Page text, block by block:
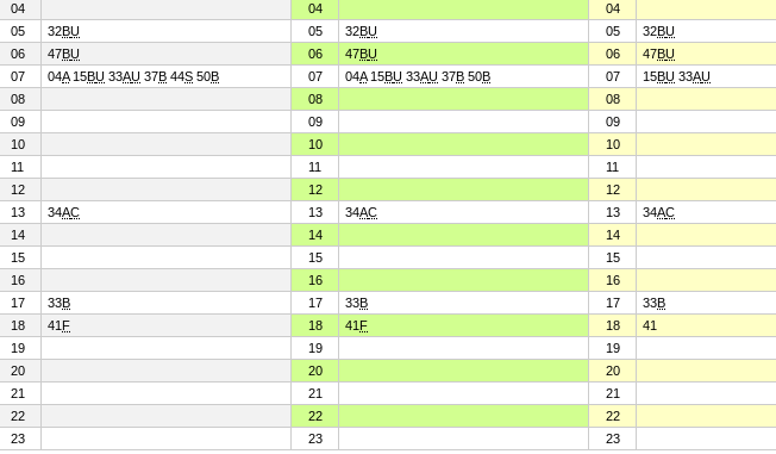
04
04 04
05
32BU 05 32BU 05 32BU
06
47BU 06 47BU 06 47BU
07
04A15BU 33AU 37B 44S 50B 07 04A15BU 33AU 37B 50B 07 15BU 33AU
08
08 08
09
09 09
10
10 10
11
11 11
12
12 12
13
34AC 13 34AC 13 34AC
14
14 14
15
15 15
16
16 16
17
33B 17 33B 17 33B
18
41 F 18 41F 18 41
19
19 19
20
20 20
21
21 21
22
22 22
23
23 23